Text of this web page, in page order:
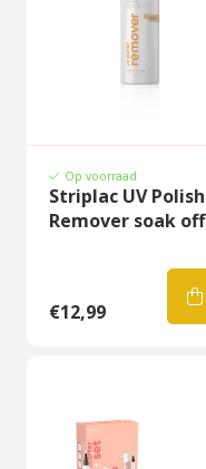
Op voorraad
Striplac UV Polish
Remover soak off
€12,99